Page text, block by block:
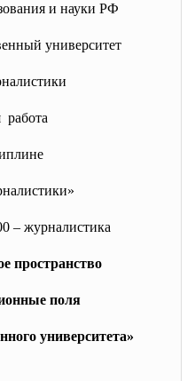
и науки РФ
университет
работа
– журналистика
пространство
поля
университета»